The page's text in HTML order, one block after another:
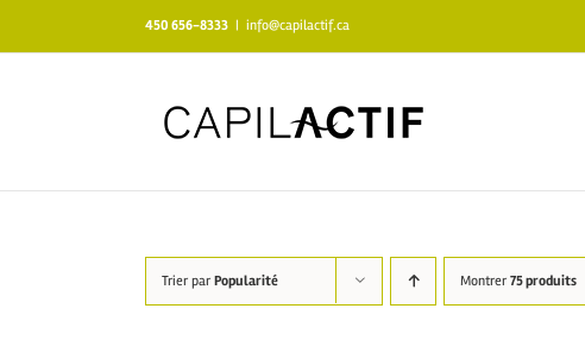
450 656-8333 | info@capilactif.ca
Trier par Popularité Montrer 75 produits